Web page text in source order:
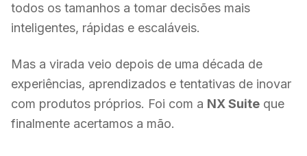
todos os tamanhos a tomar decisões mais
inteligentes, rápidas e escaláveis.
Mas a virada veio depois de uma década de
experiências, aprendizados e tentativas de inovar
com produtos próprios. Foi com a NX Suite que
finalmente acertamos a mão.